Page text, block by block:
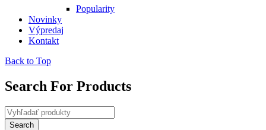
Popularity
Novinky
Výpredaj
Kontakt
Back to Top
Search For Products